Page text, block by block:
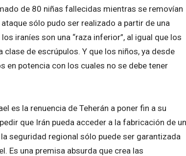
de 80 niñas fallecidas mientras se removían
sólo pudo ser realizado a partir de una
iraníes son una “raza inferior”, al igual que los
clase de escrúpulos. Y que los niños, ya desde
en potencia con los cuales no se debe tener
es la renuencia de Teherán a poner fin a su
que Irán pueda acceder a la fabricación de un
seguridad regional sólo puede ser garantizada
Es una premisa absurda que crea las